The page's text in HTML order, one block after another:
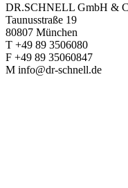
DR.SCHNELL GmbH &
Taunusstraße 19
80807 München
T +49 89 3506080
F +49 89 35060847
M info@dr-schnell.de